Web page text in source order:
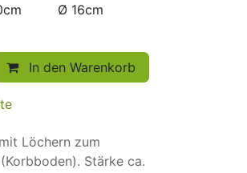
Ø 16cm
In den Warenkorb
Löchern zum
Stärke ca.